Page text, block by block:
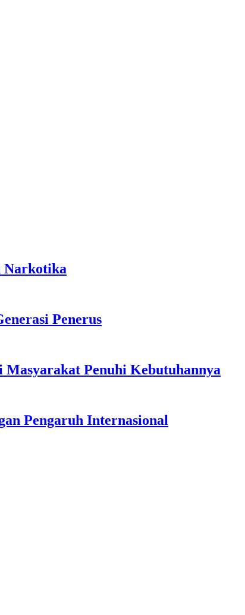
Narkotika
Penerus
Penuhi Kebutuhannya
Pengaruh Internasional